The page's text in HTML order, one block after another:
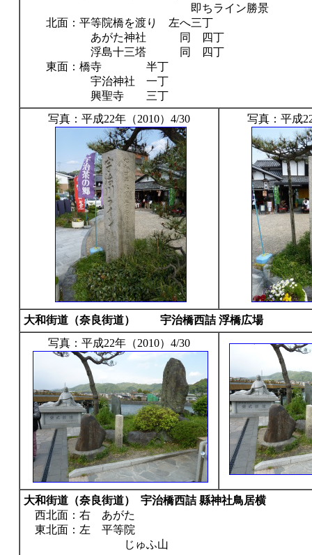
即ちライン勝景
北面：平等院橋を渡り 左へ三丁
あがた神社 同 四丁
浮島十三塔 同 四丁
東面：橋寺 半丁
宇治神社 一丁
興聖寺 三丁
写真：平成22年（2010）4/30
写真：平成
大和街道（奈良街道）
宇治橋西詰 浮橋広場
写真：平成22年（2010）4/30
大和街道（奈良街道） 宇治橋西詰 縣神社鳥居横
西北面：右 あがた
東北面：左 平等院
じゅふ山